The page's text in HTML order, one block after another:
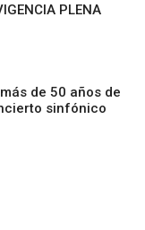
PLENA
de 50 años de
sinfónico